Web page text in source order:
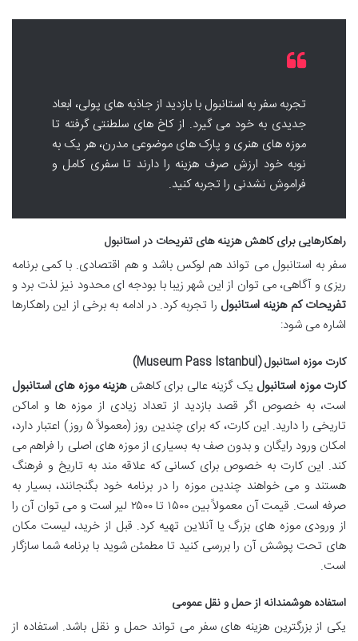
تجربه سفر به استانبول با بازدید از جاذبه های پولی، ابعاد
جدیدی به خود می گیرد. از کاخ های سلطنتی گرفته تا
موزه های هنری و پارک های موضوعی مدرن، هر یک به
نوبه خود ارزش صرف هزینه را دارند تا سفری کامل و
فراموش نشدنی را تجربه کنید.
راهکارهایی برای کاهش هزینه های تفریحات در استانبول
سفر به استانبول می تواند هم لوکس باشد و هم اقتصادی. با کمی برنامه
ریزی و آگاهی، می توان از این شهر زیبا با بودجه ای محدود نیز لذت برد و
تفریحات کم هزینه استانبول را تجربه کرد. در ادامه به برخی از این راهکارها
اشاره می شود:
کارت موزه استانبول (Museum Pass Istanbul)
کارت موزه استانبول یک گزینه عالی برای کاهشهزینه موزه های استانبول
است، به خصوص اگر قصد بازدید از تعداد زیادی از موزه ها و اماکن
تاریخی را دارید. این کارت، که برای چندین روز (معمولاً ۵ روز) اعتبار دارد،
امکان ورود رایگان و بدون صف به بسیاری از موزه های اصلی را فراهم می
کند. این کارت به خصوص برای کسانی که علاقه مند به تاریخ و فرهنگ
هستند و می خواهند چندین موزه را در برنامه خود بگنجانند، بسیار به
صرفه است. قیمت آن معمولاً بین ۱۵۰۰ تا ۲۵۰۰ لیر است و می توان آن را
از ورودی موزه های بزرگ یا آنلاین تهیه کرد. قبل از خرید، لیست مکان
های تحت پوشش آن را بررسی کنید تا مطمئن شوید با برنامه شما سازگار
است.
استفاده هوشمندانه از حمل و نقل عمومی
یکی از بزرگترین هزینه های سفر می تواند حمل و نقل باشد. استفاده از